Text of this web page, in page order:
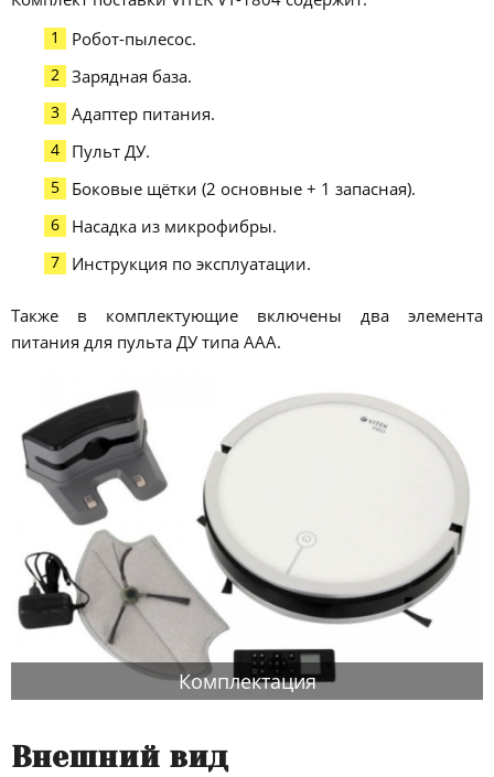
Робот-пылесос.
Зарядная база.
Адаптер питания.
Пульт ДУ.
Боковые щётки (2 основные + 1 запасная).
Насадка из микрофибры.
Инструкция по эксплуатации.
Также в комплектующие включены два элемента
питания для пульта ДУ типа ААА.
Комплектация
Внешний вид